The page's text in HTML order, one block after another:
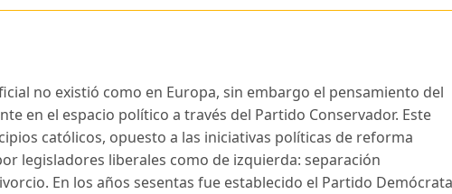
no existió como en Europa, sin embargo el pensamiento del
en el espacio político a través del Partido Conservador. Este
católicos, opuesto a las iniciativas políticas de reforma
legisladores liberales como de izquierda: separación
En los años sesentas fue establecido el Partido Demócrata